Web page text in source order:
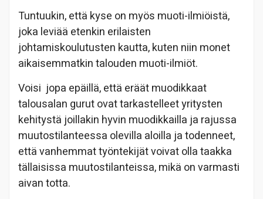
Tuntuukin, että kyse on myös muoti-ilmiöistä,
joka leviää etenkin erilaisten
johtamiskoulutusten kautta, kuten niin monet
aikaisemmatkin talouden muoti-ilmiöt.
Voisi jopa epäillä, että eräät muodikkaat
talousalan gurut ovat tarkastelleet yritysten
kehitystä joillakin hyvin muodikkailla ja rajussa
muutostilanteessa olevilla aloilla ja todenneet,
että vanhemmat työntekijät voivat olla taakka
tällaisissa muutostilanteissa, mikä on varmasti
aivan totta.